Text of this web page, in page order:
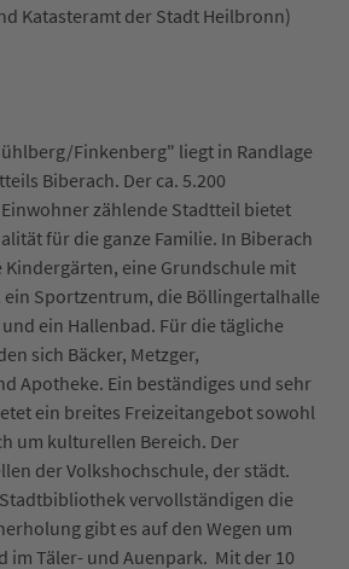
Katasteramt der Stadt Heilbronn)
Finkenberg" liegt in Randlage
Biberach. Der ca. 5.200
zählende Stadtteil bietet
für die ganze Familie. In Biberach
Kindergärten, eine Grundschule mit
ein Sportzentrum, die Böllingertalhalle
ein Hallenbad. Für die tägliche
sich Bäcker, Metzger,
Apotheke. Ein beständiges und sehr
ein breites Freizeitangebot sowohl
um kulturellen Bereich. Der
der Volkshochschule, der städt.
vervollständigen die
gibt es auf den Wegen um
im Täler- und Auenpark. Mit der 10